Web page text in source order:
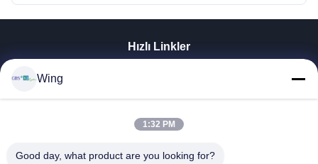
Hızlı Linkler
VR Gösterisi
Fabrika Turu
Wing
1:32 PM
Good day, what product are you looking for?